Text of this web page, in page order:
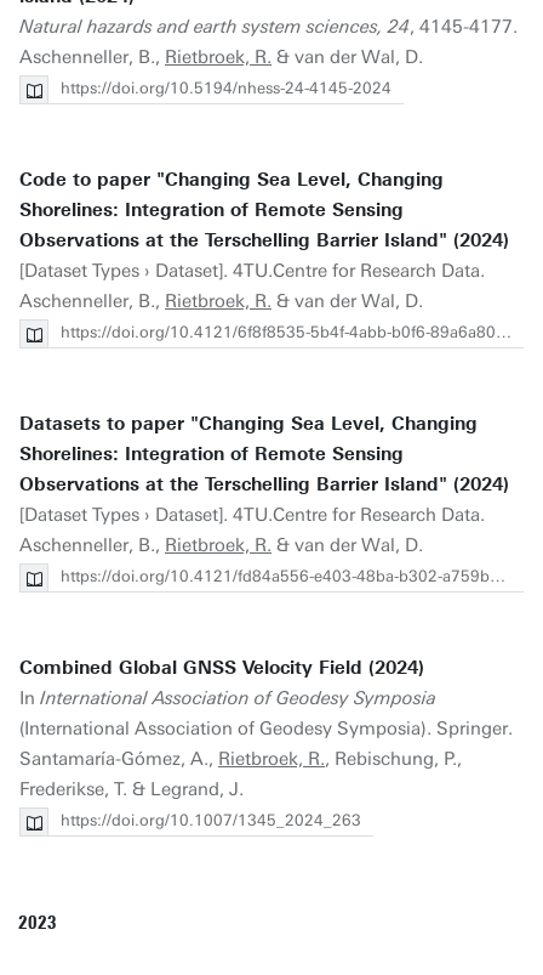
Natural hazards and earth system sciences, 24, 4145-4177.
Aschenneller, B., Rietbroek, R. & van der Wal, D.
https://doi.org/10.5194/nhess-24-4145-2024
Code to paper "Changing Sea Level, Changing
Shorelines: Integration of Remote Sensing
Observations at the Terschelling Barrier Island" (2024)
[Dataset Types › Dataset]. 4TU.Centre for Research Data.
Aschenneller, B., Rietbroek, R. & van der Wal, D.
https://doi.org/10.4121/6f8f8535-5b4f-4abb-b0f6-89a6a80c13bf
Datasets to paper "Changing Sea Level, Changing
Shorelines: Integration of Remote Sensing
Observations at the Terschelling Barrier Island" (2024)
[Dataset Types › Dataset]. 4TU.Centre for Research Data.
Aschenneller, B., Rietbroek, R. & van der Wal, D.
https://doi.org/10.4121/fd84a556-e403-48ba-b302-a759b4603fa4
Combined Global GNSS Velocity Field (2024)
In International Association of Geodesy Symposia
(International Association of Geodesy Symposia). Springer.
Santamaría-Gómez, A., Rietbroek, R., Rebischung, P.,
Frederikse, T. & Legrand, J.
https://doi.org/10.1007/1345_2024_263
2023